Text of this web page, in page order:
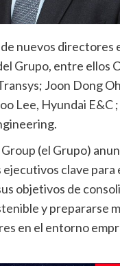
nuevos directores
Grupo, entre ellos
Joon Dong
Lee, Hyundai E&C
(el Grupo)
clave para
objetivos de
y prepararse
en el entorno